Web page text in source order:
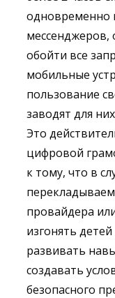
одновременно
мессенджеров,
обойти все
мобильные
пользование
заводят для
Это
цифровой
к тому, что в
провайдера
изгонять
развивать
создавать
безопасного